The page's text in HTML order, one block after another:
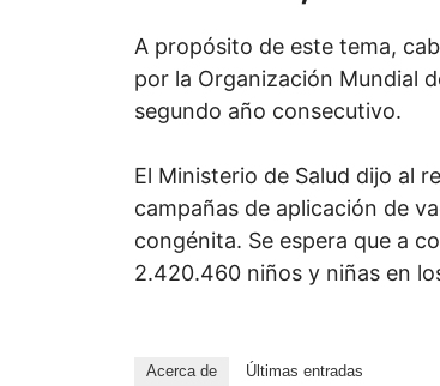
A propósito de este tema,
por la Organización Mundial
segundo año consecutivo.
El Ministerio de Salud dijo al
campañas de aplicación de
congénita. Se espera que a
2.420.460 niños y niñas en
Acerca de Últimas entradas